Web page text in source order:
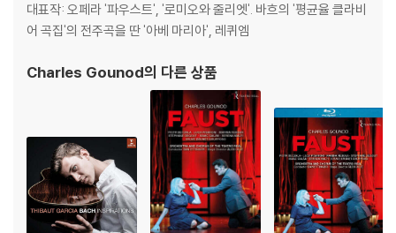
남작의 딸인 아그네스와 뤼도르프 백작의 아들인 테오발드의 결혼을 통해
랑한다. 로돌프는 그런 아그네스에게 성의 망루에서 만나자고 한다. 밤을
하지만 아그네스는 망루에 가지 않는다. 그날 밤 전설적인 ‘피묻은 수녀’가
나타날 것을 알고 있었기 때문이다. 로돌프는 그 전설을 믿지 않는다. 오히
려 이러한 전설로 인해 성 안에 사람들이 돌아다니지 않는다는 것을 이용
해 더욱더 도망가려 한다. 시간이 되어 걸어오는 여인(피묻은 수녀)을 아
그네스로 착각한 로돌프. 그리고 피묻은 수녀는 로돌프가 자신의 남자가
대표작: 오페라 '파우스트', '로미오와 줄리엣'. 바흐의 '평균율 클라비
어 곡집'의 전주곡을 딴 '아베 마리아', 레퀴엠
Charles Gounod의 다른 상품